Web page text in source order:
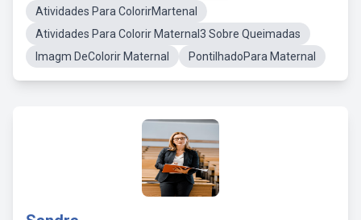
Atividades Para ColorirMartenal
Atividades Para Colorir Maternal3 Sobre Queimadas
Imagm DeColorir Maternal
PontilhadoPara Maternal